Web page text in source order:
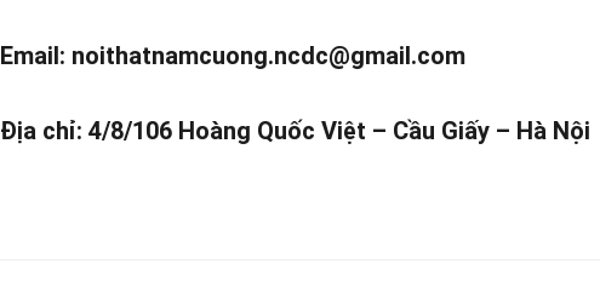
Email: noithatnamcuong.ncdc@gmail.com
Địa chỉ: 4/8/106 Hoàng Quốc Việt – Cầu Giấy – Hà Nội